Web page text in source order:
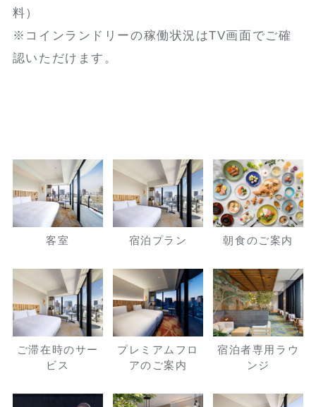
料）
※コインランドリーの稼働状況はTV画面でご確
認いただけます。
客室 宿泊プラン 朝食のご案内
ご滞在時のサー
ビス
プレミアムフロ
アのご案内
宿泊者専用ラウ
ンジ